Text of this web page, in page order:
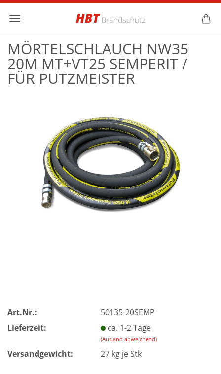
MÖRTELSCHLAUCH NW35
20M MT+VT25 SEMPERIT /
FÜR PUTZMEISTER
Art.Nr.:
50135-20SEMP
Lieferzeit:
ca. 1-2 Tage
(Ausland abweichend)
Versandgewicht: 27 kg je Stk